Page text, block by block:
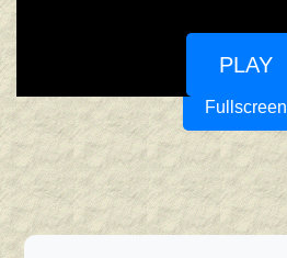
PLAY
Fullscreen